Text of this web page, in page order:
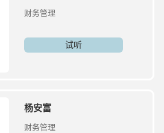
财务管理
试听
杨安富
财务管理